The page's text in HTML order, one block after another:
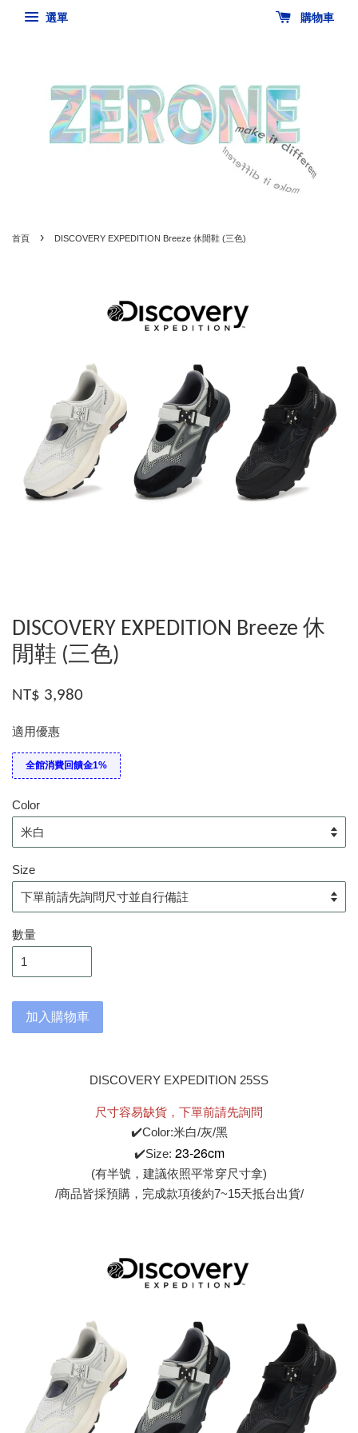
選單 購物車
首頁 › DISCOVERY EXPEDITION Breeze 休閒鞋 (三色)
DISCOVERY EXPEDITION Breeze 休
閒鞋 (三色)
NT$ 3,980
適用優惠
全館消費回饋金1%
Color
Size
數量
加入購物車
DISCOVERY EXPEDITION 25SS
尺寸容易缺貨，下單前請先詢問
✔️Color:米白/灰/黑
✔️Size: 23-26cm
(有半號，建議依照平常穿尺寸拿)
/商品皆採預購，完成款項後約7~15天抵台出貨/